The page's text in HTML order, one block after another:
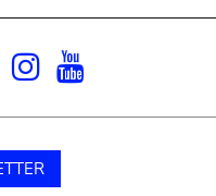
Facebook
Instagram